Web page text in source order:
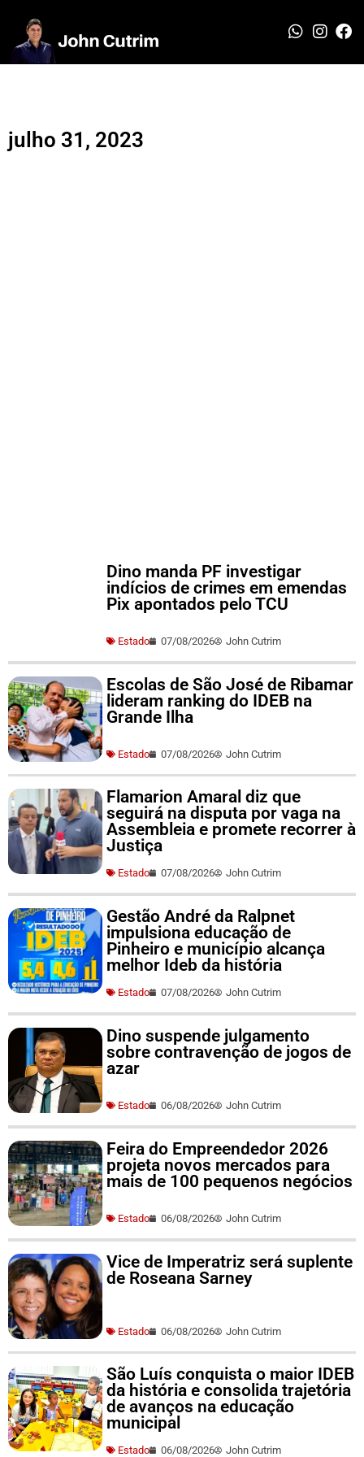
julho 31, 2023
Dino manda PF investigar
indícios de crimes em emendas
Pix apontados pelo TCU
Estado 07/08/2026 John Cutrim
Escolas de São José de Ribamar
lideram ranking do IDEB na
Grande Ilha
Estado 07/08/2026 John Cutrim
Flamarion Amaral diz que
seguirá na disputa por vaga na
Assembleia e promete recorrer à
Justiça
Estado 07/08/2026 John Cutrim
Gestão André da Ralpnet
impulsiona educação de
Pinheiro e município alcança
melhor Ideb da história
Estado 07/08/2026 John Cutrim
Dino suspende julgamento
sobre contravenção de jogos de
azar
Estado 06/08/2026 John Cutrim
Feira do Empreendedor 2026
projeta novos mercados para
mais de 100 pequenos negócios
Estado 06/08/2026 John Cutrim
Vice de Imperatriz será suplente
de Roseana Sarney
Estado 06/08/2026 John Cutrim
São Luís conquista o maior IDEB
da história e consolida trajetória
de avanços na educação
municipal
Estado 06/08/2026 John Cutrim